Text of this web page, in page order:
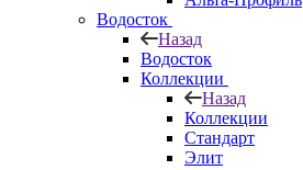
Водосток
Назад
Водосток
Коллекции
Назад
Коллекции
Стандарт
Элит